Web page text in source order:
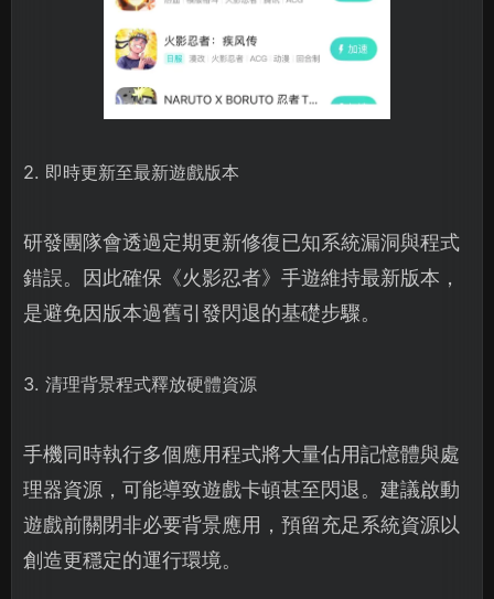
2. 即時更新至最新遊戲版本
研發團隊會透過定期更新修復已知系統漏洞與程式
錯誤。因此確保《火影忍者》手遊維持最新版本，
是避免因版本過舊引發閃退的基礎步驟。
3. 清理背景程式釋放硬體資源
手機同時執行多個應用程式將大量佔用記憶體與處
理器資源，可能導致遊戲卡頓甚至閃退。建議啟動
遊戲前關閉非必要背景應用，預留充足系統資源以
創造更穩定的運行環境。